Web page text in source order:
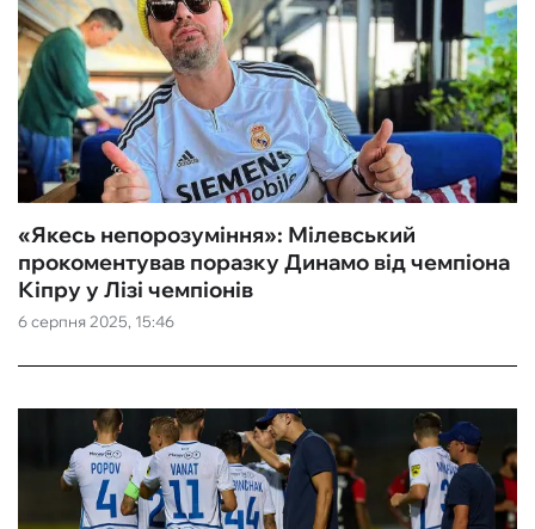
6 серпня 2025, 15:46
«Якесь непорозуміння»: Мілевський
прокоментував поразку Динамо від чемпіона
Кіпру у Лізі чемпіонів